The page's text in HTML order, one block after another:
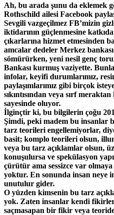
Ah, bu arada şunu da eklemek
Rothschild ailesi Facebook
Sevgili vazgeçilmez FB’mizin
iktidarının güçlenmesine
çıkarlarına hizmet etmesinden
amcalar dedeler Merkez bankası
sömürürken, yeni nesil genç
Bankası kurmuş vaziyette.
infolar, keyifi durumlarımız,
paylaşımlarımız gibi birçok
sıkıntısından veya sırf
sayesinde oluyor.
İlginçtir ki, bu bilgilerin çoğu
Şimdi, peki madem bu insanlar
tarz teorileri engellemiyorlar,
basit; komplo teorileri olsun,
veya bu tarz açıklamlar olsun,
konuşulursa ve spekülasyon
çürütür ama sessizce var
yoktur. En sonunda insan neye
unutulur gider.
O yüzden kimsenin bu tarz
yok. Zaten insanlar kendi
saçmasapan bir fikir veya